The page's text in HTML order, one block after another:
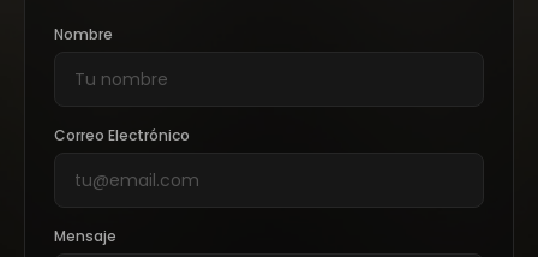
Carrito
Nombre
Correo Electrónico
Mensaje